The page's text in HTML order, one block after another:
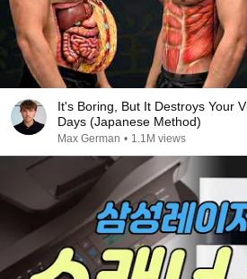
It's Boring, But It Destroys Your
Days (Japanese Method)
Max German • 1.1M views